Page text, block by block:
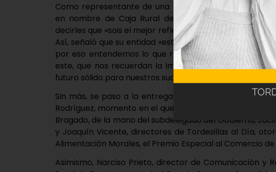
Como representante de una de las principales
en nombre de Caja Rural de Zamora, Narciso
decirles que «sois el mejor reflejo de lo que representa
Así, señaló que su entidad «está pegada al territorio, y
por eso entendemos lo que necesitáis y apostamos
este, que nos recuerdan la importancia de seguir
futuro sólido para nuestros sucesores».
Sin más, se paso a la entrega de premios, que
Rodríguez, momento en el que recogieron el premio
Bragado, de la mano del subdelegado del Gobierno,
y Joaquín Vicente, directores de Tordesillas al Día,
Alimentación Morales, el Premio Especial al Comercio de
Asimismo, Narciso Prieto, director de Comunicación y